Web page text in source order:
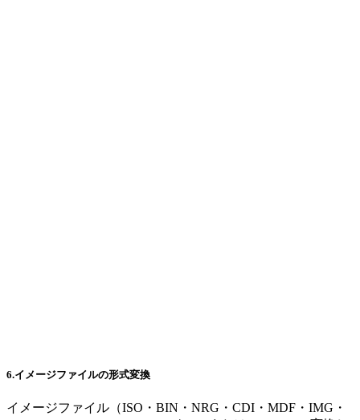
6.イメージファイルの形式変換
イメージファイル（ISO・BIN・NRG・CDI・MDF・IMG・